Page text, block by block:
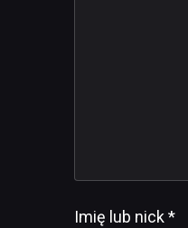
Imię lub nick*